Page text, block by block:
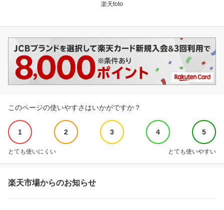
楽天toto
このページの使いやすさはいかがですか？
1 2 3 4 5
とても使いにくい とても使いやすい
楽天市場からのお知らせ